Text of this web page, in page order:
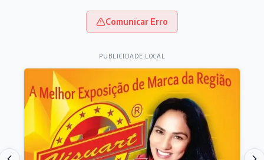
Comunicar Erro
PUBLICIDADE LOCAL